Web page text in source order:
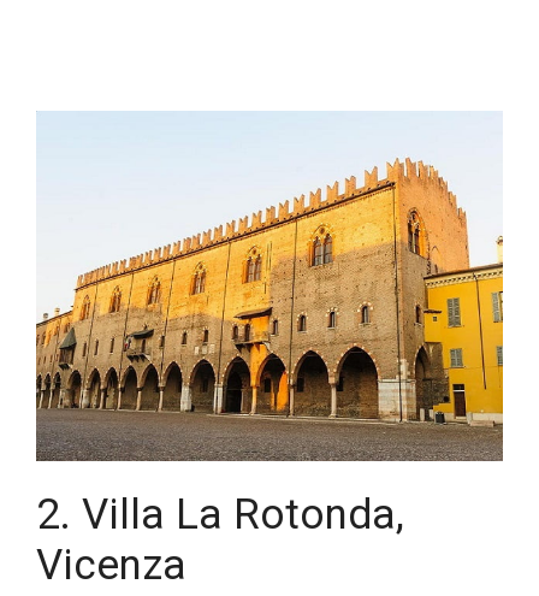
2. Villa La Rotonda,
Vicenza